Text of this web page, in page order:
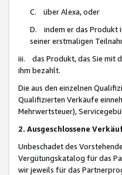
C. über Alexa, oder
D. indem er das Produkt
seiner erstmaligen
iii. das Produkt, das Sie mit
ihm bezahlt.
Die aus den einzelnen
Qualifizierten Verkäufe
Mehrwertsteuer),
2. Ausgeschlossene
Unbeschadet des
Vergütungskatalog für das
wir jeweils für das